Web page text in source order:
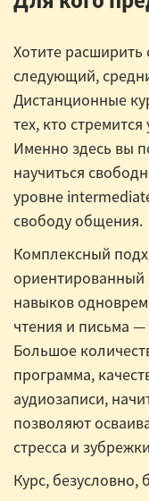
Хотите расширить
следующий,
Дистанционные
тех, кто
Именно здесь вы
научиться
уровне
свободу общения.
Комплексный
ориентированный
навыков
чтения и письма —
Большое
программа,
аудиозаписи,
позволяют
стресса и
Курс, безусловно,